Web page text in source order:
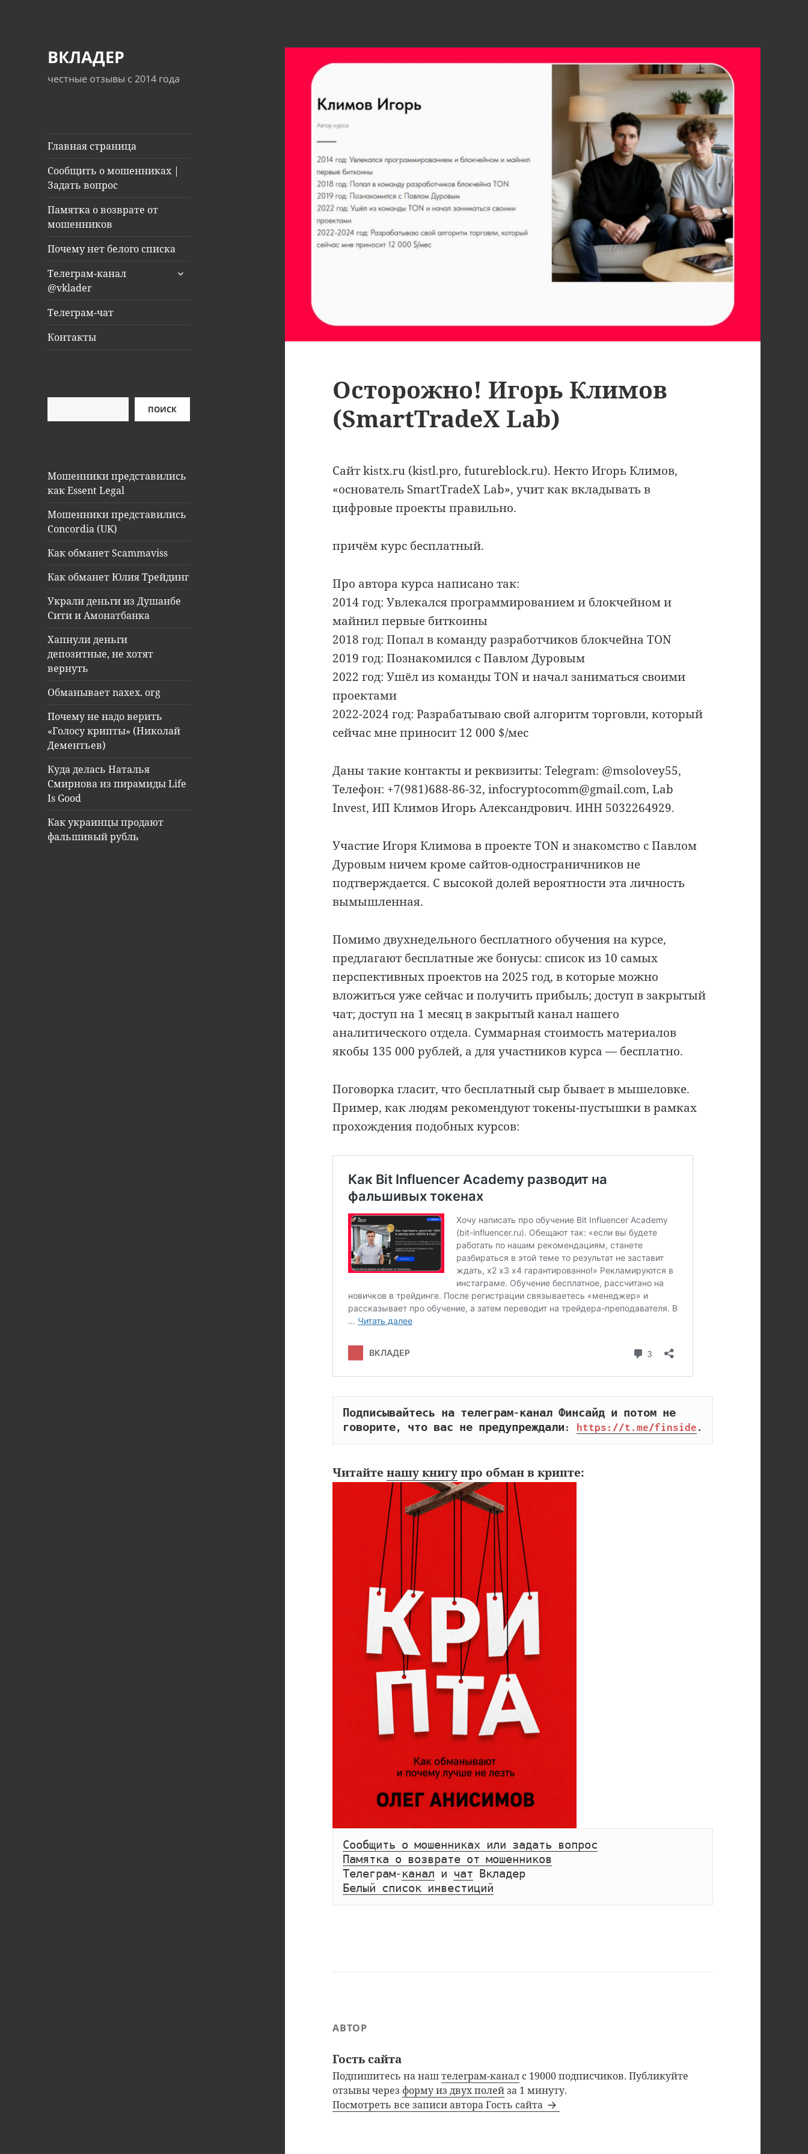
ВКЛАДЕР
честные отзывы с 2014 года
Главная страница
Сообщить о мошенниках |
Задать вопрос
Памятка о возврате от
мошенников
Почему нет белого списка
Телеграм-канал
@vklader
раскрыть
Телеграм-чат
Контакты
ПОИСК
Мошенники представились
как Essent Legal
Мошенники представились
Concordia (UK)
Как обманет Scammaviss
Как обманет Юлия Трейдинг
Украли деньги из Душанбе
Сити и Амонатбанка
Хапнули деньги
депозитные, не хотят
вернуть
Обманывает naxex. org
Почему не надо верить
«Голосу крипты» (Николай
Дементьев)
Куда делась Наталья
Смирнова из пирамиды Life
Is Good
Как украинцы продают
фальшивый рубль
Осторожно! Игорь Климов
(SmartTradeX Lab)
Сайт kistx.ru (kistl.pro, futureblock.ru). Некто Игорь Климов,
«основатель SmartTradeX Lab», учит как вкладывать в
цифровые проекты правильно.
причём курс бесплатный.
Про автора курса написано так:
2014 год: Увлекался программированием и блокчейном и
майнил первые биткоины
2018 год: Попал в команду разработчиков блокчейна TON
2019 год: Познакомился с Павлом Дуровым
2022 год: Ушёл из команды TON и начал заниматься своими
проектами
2022-2024 год: Разрабатываю свой алгоритм торговли, который
сейчас мне приносит 12 000 $/мес
Даны такие контакты и реквизиты: Telegram: @msolovey55,
Телефон: +7(981)688-86-32, infocryptocomm@gmail.com, Lab
Invest, ИП Климов Игорь Александрович. ИНН 5032264929.
Участие Игоря Климова в проекте TON и знакомство с Павлом
Дуровым ничем кроме сайтов-одностраничников не
подтверждается. С высокой долей вероятности эта личность
вымышленная.
Помимо двухнедельного бесплатного обучения на курсе,
предлагают бесплатные же бонусы: список из 10 самых
перспективных проектов на 2025 год, в которые можно
вложиться уже сейчас и получить прибыль; доступ в закрытый
чат; доступ на 1 месяц в закрытый канал нашего
аналитического отдела. Суммарная стоимость материалов
якобы 135 000 рублей, а для участников курса — бесплатно.
Поговорка гласит, что бесплатный сыр бывает в мышеловке.
Пример, как людям рекомендуют токены-пустышки в рамках
прохождения подобных курсов:
Подписывайтесь на телеграм-канал Финсайд и потом не
говорите, что вас не предупреждали: https://t.me/finside .
Читайтенашу книгупро обман в крипте:
Сообщить о мошенниках или задать вопрос
Памятка о возврате от мошенников
Телеграм- канал и чат
Вкладер
Белый список инвестиций
АВТОР
Гость сайта
Подпишитесь на наштелеграм-канал с 19000 подписчиков. Публикуйте
отзывы через форму из двух полейза 1 минуту.
Посмотреть все записи автора Гость сайта